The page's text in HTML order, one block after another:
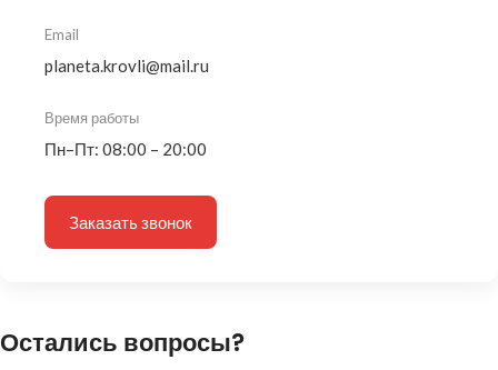
Email
planeta.krovli@mail.ru
Время работы
Пн–Пт: 08:00 – 20:00
Заказать звонок
Остались вопросы?